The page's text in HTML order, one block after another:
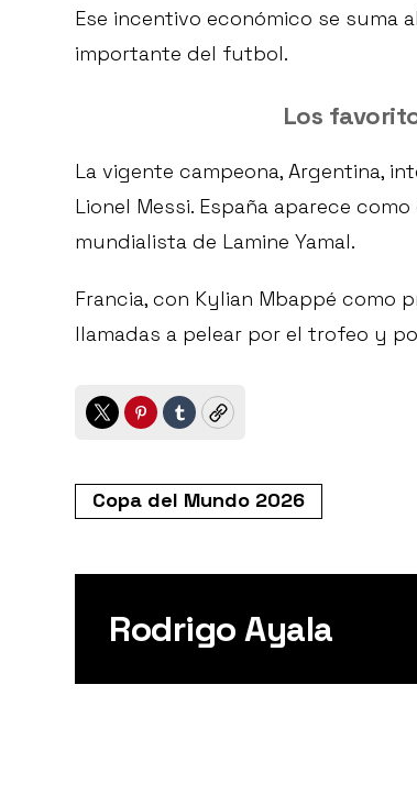
Ese incentivo económico se suma
importante del futbol.
Los
La vigente campeona, Argentina,
Lionel Messi. España aparece
mundialista de Lamine Yamal.
Francia, con Kylian Mbappé como
llamadas a pelear por el trofeo y
TwitterPinterest
TumblrCopy
Copa del Mundo 2026
Rodrigo Ayala